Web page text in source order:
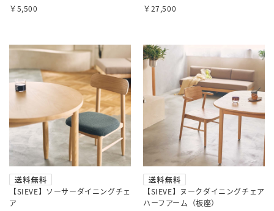
￥5,500
￥27,500
【SIEVE】ソーサーダイニングチェ
ア
【SIEVE】ヌークダイニングチェア
ハーフアーム（板座）